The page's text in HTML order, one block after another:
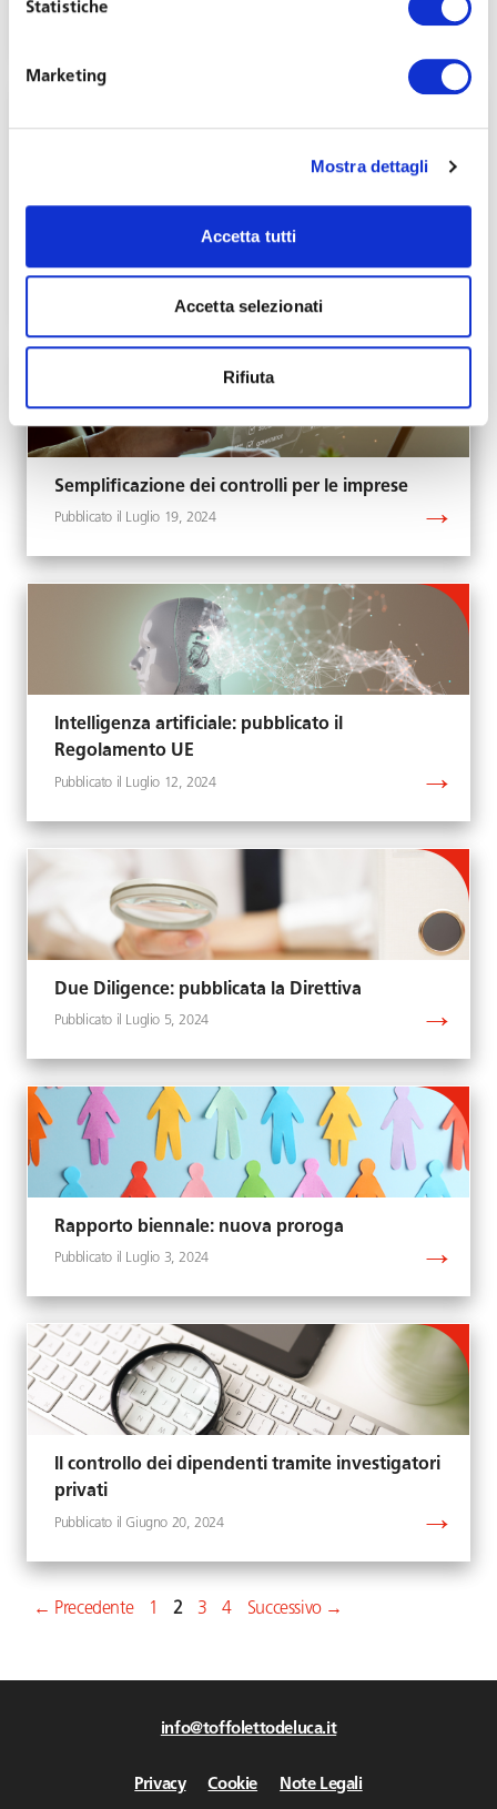
Statistiche
Marketing
Mostra dettagli
Accetta tutti
Accetta selezionati
Rifiuta
normative in materia di disabilità
Luglio 29, 2024
Semplificazione dei controlli per le imprese
Luglio 19, 2024
Intelligenza artificiale: pubblicato il
Regolamento UE
Luglio 12, 2024
Due Diligence: pubblicata la Direttiva
Luglio 5, 2024
Rapporto biennale: nuova proroga
Luglio 3, 2024
Il controllo dei dipendenti tramite investigatori
privati
Giugno 20, 2024
← Precedente Pagina
1 Pagina
2 Pagina
3 Pagina
4 Successivo →
info@toffolettodeluca.it
Privacy Cookie Note Legali